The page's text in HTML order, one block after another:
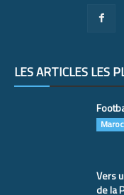
LES ARTICLES LES
Maroc
Vers
de la